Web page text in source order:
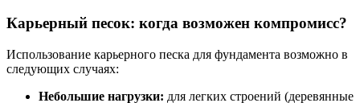
Карьерный песок: когда возможен компромисс?
Использование карьерного песка для фундамента возможно в
следующих случаях:
Небольшие нагрузки: для легких строений (деревянные